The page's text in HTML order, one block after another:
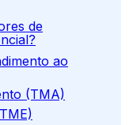
de
ao
(TMA)